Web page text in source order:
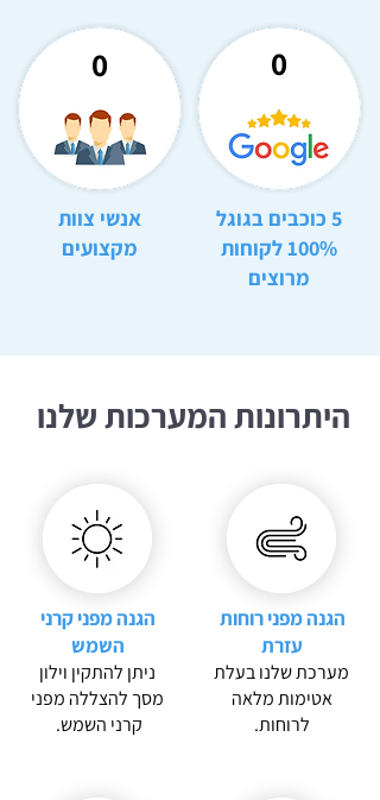
0 0
אנשי צוות
מקצועים
5 כוכבים בגוגל
100% לקוחות
מרוצים
היתרונות המערכות שלנו
הגנה מפני קרני
השמש
ניתן להתקין וילון
מסך להצללה מפני
קרני השמש.
הגנה מפני רוחות
עזרת
מערכת שלנו בעלת
אטימות מלאה
לרוחות.